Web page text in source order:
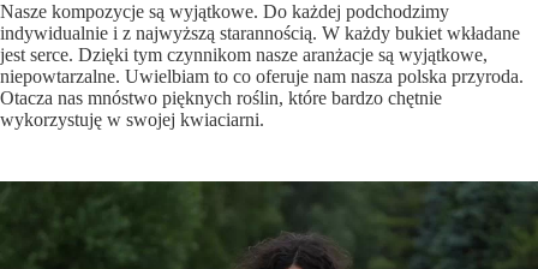
Nasze kompozycje są wyjątkowe. Do każdej podchodzimy
indywidualnie i z najwyższą starannością. W każdy bukiet wkładane
jest serce. Dzięki tym czynnikom nasze aranżacje są wyjątkowe,
niepowtarzalne. Uwielbiam to co oferuje nam nasza polska przyroda.
Otacza nas mnóstwo pięknych roślin, które bardzo chętnie
wykorzystuję w swojej kwiaciarni.